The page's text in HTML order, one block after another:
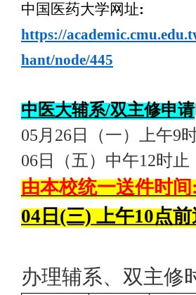
中国医药大学网址:
https://
hant/node/445
中医大辅系/双主修申请
05月26日（一）上午9
06日（五）中午12时止
由本校统一送件时间:
04日(三) 上午10点
办理辅系、双主修